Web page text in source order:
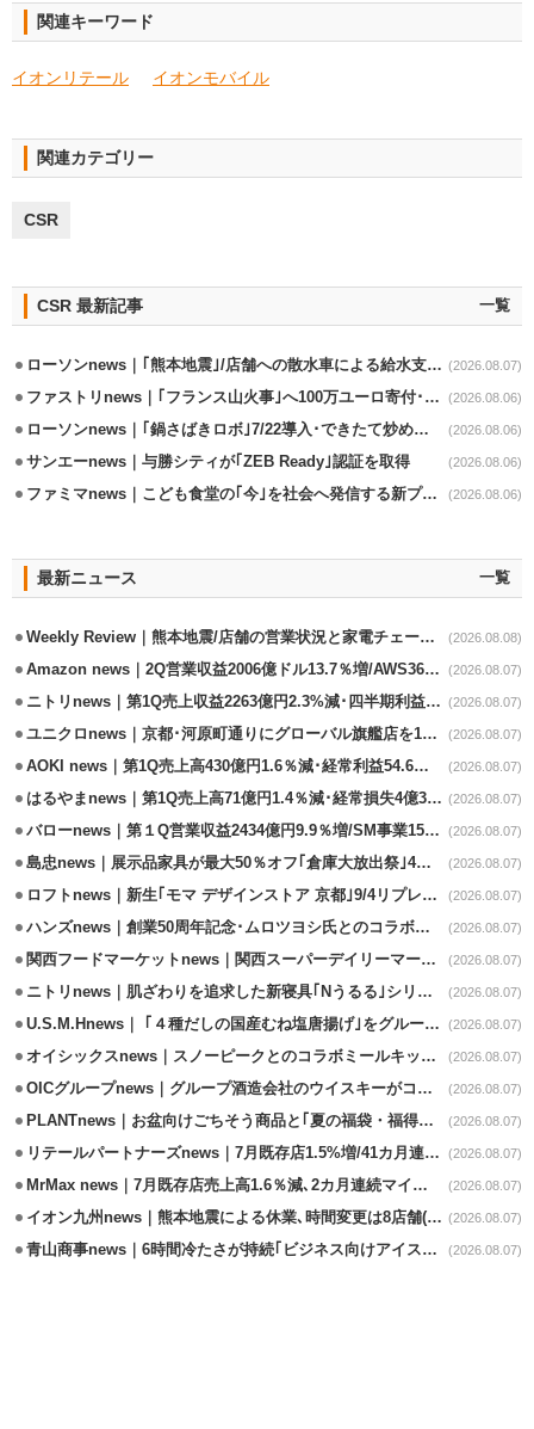
関連キーワード
イオンリテール イオンモバイル
関連カテゴリー
CSR
CSR 最新記事 一覧
ローソンnews｜｢熊本地震｣/店舗への散水車による給水支援を開始 (2026.08.07)
ファストリnews｜｢フランス山火事｣へ100万ユーロ寄付･衣料5万点も提供 (2026.08.06)
ローソンnews｜｢鍋さばきロボ｣7/22導入･できたて炒めメニューを提供 (2026.08.06)
サンエーnews｜与勝シティが｢ZEB Ready｣認証を取得 (2026.08.06)
ファミマnews｜こども食堂の｢今｣を社会へ発信する新プロジェクト始動 (2026.08.06)
最新ニュース 一覧
Weekly Review｜熊本地震/店舗の営業状況と家電チェーンの支援策 (2026.08.08)
Amazon news｜2Q営業収益2006億ドル13.7％増/AWS36.8％％増が貢献 (2026.08.07)
ニトリnews｜第1Q売上収益2263億円2.3%減･四半期利益1.4％減 (2026.08.07)
ユニクロnews｜京都･河原町通りにグローバル旗艦店を11/6開設 (2026.08.07)
AOKI news｜第1Q売上高430億円1.6％減･経常利益54.6％減 (2026.08.07)
はるやまnews｜第1Q売上高71億円1.4％減･経常損失4億3800万円 (2026.08.07)
バローnews｜第１Q営業収益2434億円9.9％増/SM事業15.5％増と絶好調 (2026.08.07)
島忠news｜展示品家具が最大50％オフ｢倉庫大放出祭｣4店舗限定で開催 (2026.08.07)
ロフトnews｜新生｢モマ デザインストア 京都｣9/4リプレイスオープン (2026.08.07)
ハンズnews｜創業50周年記念･ムロツヨシ氏とのコラボ企画｢ムロハンズ｣開催 (2026.08.07)
関西フードマーケットnews｜関西スーパーデイリーマート蒲生店8/7改装 (2026.08.07)
ニトリnews｜肌ざわりを追求した新寝具｢Nうるる｣シリーズを発売 (2026.08.07)
U.S.M.Hnews｜ ｢４種だしの国産むね塩唐揚げ｣をグループ610店で共同販促 (2026.08.07)
オイシックスnews｜スノーピークとのコラボミールキット8/13発売 (2026.08.07)
OICグループnews｜グループ酒造会社のウイスキーがコンペティション受賞 (2026.08.07)
PLANTnews｜お盆向けごちそう商品と｢夏の福袋・福得カート｣8/8から開催 (2026.08.07)
リテールパートナーズnews｜7月既存店1.5%増/41カ月連続増 (2026.08.07)
MrMax news｜7月既存店売上高1.6％減､2カ月連続マイナス (2026.08.07)
イオン九州news｜熊本地震による休業､時間変更は8店舗(8/7時点) (2026.08.07)
青山商事news｜6時間冷たさが持続｢ビジネス向けアイスベスト｣発売 (2026.08.07)